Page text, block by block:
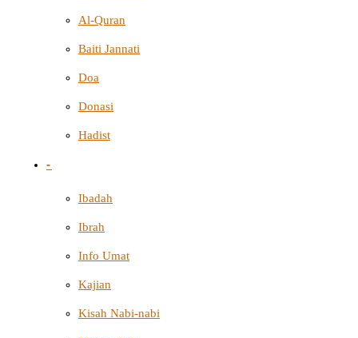
Al-Quran
Baiti Jannati
Doa
Donasi
Hadist
-
Ibadah
Ibrah
Info Umat
Kajian
Kisah Nabi-nabi